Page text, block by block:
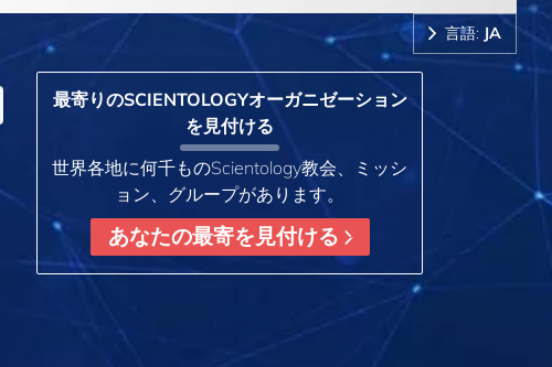
言語: JA
最寄りのSCIENTOLOGYオーガニゼーション
を見付ける
世界各地に何千ものScientology教会、ミッシ
ョン、グループがあります。
あなたの最寄を見付ける